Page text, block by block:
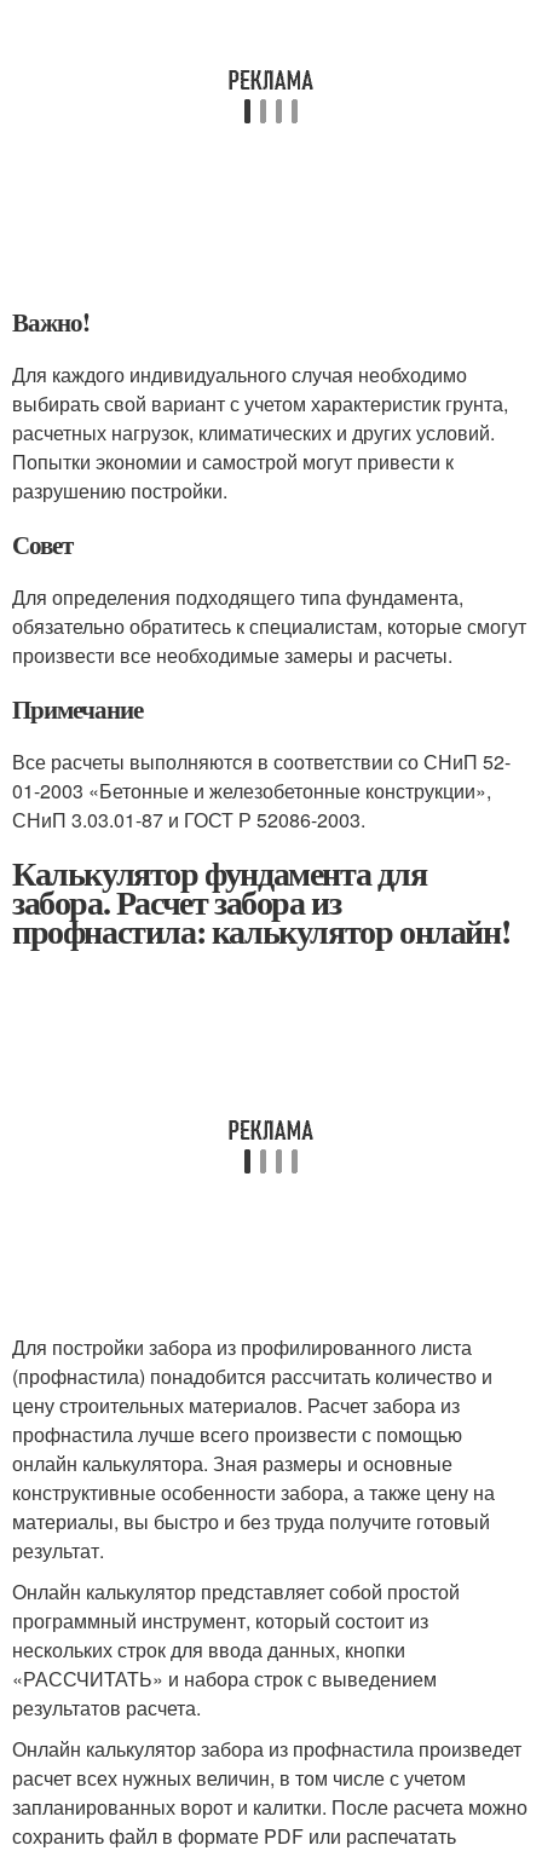
Важно!
Для каждого индивидуального случая необходимо
выбирать свой вариант с учетом характеристик грунта,
расчетных нагрузок, климатических и других условий.
Попытки экономии и самострой могут привести к
разрушению постройки.
Совет
Для определения подходящего типа фундамента,
обязательно обратитесь к специалистам, которые смогут
произвести все необходимые замеры и расчеты.
Примечание
Все расчеты выполняются в соответствии со СНиП 52-
01-2003 «Бетонные и железобетонные конструкции»,
СНиП 3.03.01-87 и ГОСТ Р 52086-2003.
Калькулятор фундамента для
забора. Расчет забора из
профнастила: калькулятор онлайн!
Для постройки забора из профилированного листа
(профнастила) понадобится рассчитать количество и
цену строительных материалов. Расчет забора из
профнастила лучше всего произвести с помощью
онлайн калькулятора. Зная размеры и основные
конструктивные особенности забора, а также цену на
материалы, вы быстро и без труда получите готовый
результат.
Онлайн калькулятор представляет собой простой
программный инструмент, который состоит из
нескольких строк для ввода данных, кнопки
«РАССЧИТАТЬ» и набора строк с выведением
результатов расчета.
Онлайн калькулятор забора из профнастила произведет
расчет всех нужных величин, в том числе с учетом
запланированных ворот и калитки. После расчета можно
сохранить файл в формате PDF или распечатать